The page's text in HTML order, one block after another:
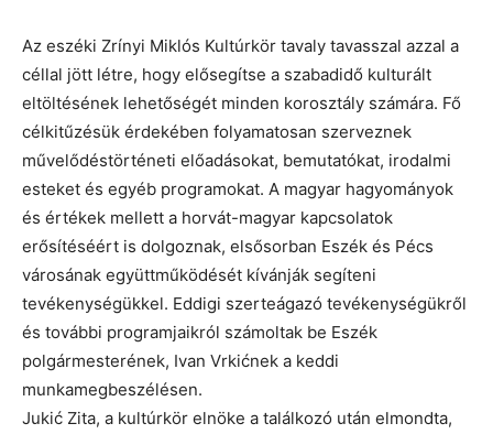
Az eszéki Zrínyi Miklós Kultúrkör tavaly tavasszal azzal a
céllal jött létre, hogy elősegítse a szabadidő kulturált
eltöltésének lehetőségét minden korosztály számára. Fő
célkitűzésük érdekében folyamatosan szerveznek
művelődéstörténeti előadásokat, bemutatókat, irodalmi
esteket és egyéb programokat. A magyar hagyományok
és értékek mellett a horvát-magyar kapcsolatok
erősítéséért is dolgoznak, elsősorban Eszék és Pécs
városának együttműködését kívánják segíteni
tevékenységükkel. Eddigi szerteágazó tevékenységükről
és további programjaikról számoltak be Eszék
polgármesterének, Ivan Vrkićnek a keddi
munkamegbeszélésen.
Jukić Zita, a kultúrkör elnöke a találkozó után elmondta,